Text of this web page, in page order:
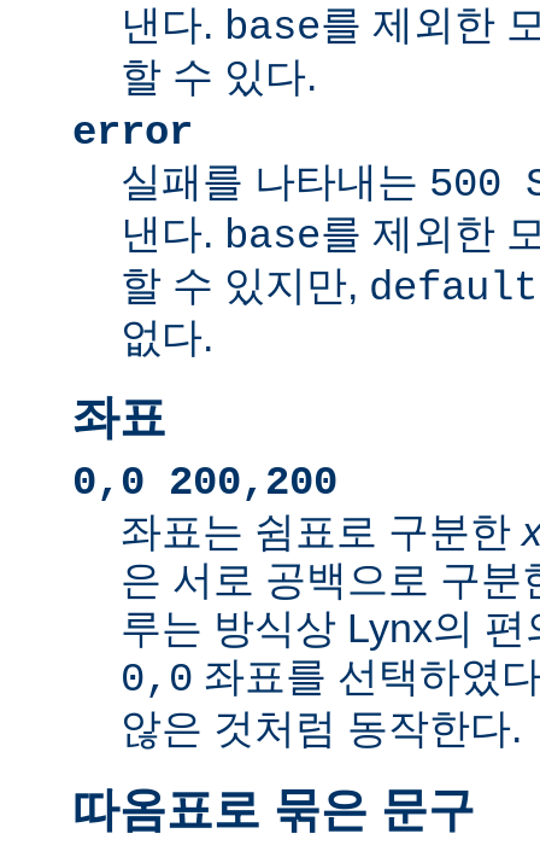
낸다. base를 제외한
할 수 있다.
error
실패를 나타내는 500
낸다. base를 제외한
할 수 있지만, default
없다.
좌표
0,0 200,200
좌표는 쉼표로 구분한
은 서로 공백으로 구분
루는 방식상 Lynx의
0,0 좌표를 선택하였
않은 것처럼 동작한다.
따옴표로 묶은 문구